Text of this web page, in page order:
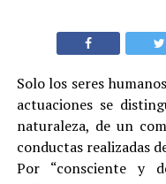
Solo los seres
actuaciones se
naturaleza, de un
conductas realizadas
Por “consciente y